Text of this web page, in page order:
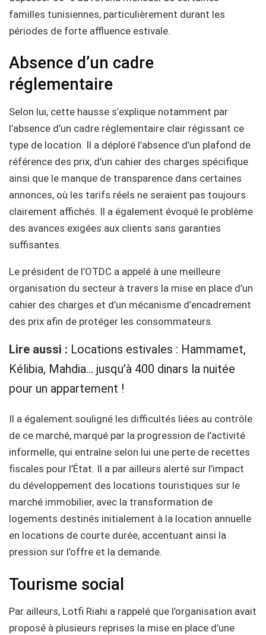
familles tunisiennes, particulièrement durant les
périodes de forte affluence estivale.
Absence d’un cadre
réglementaire
Selon lui, cette hausse s’explique notamment par
l’absence d’un cadre réglementaire clair régissant ce
type de location. Il a déploré l’absence d’un plafond de
référence des prix, d’un cahier des charges spécifique
ainsi que le manque de transparence dans certaines
annonces, où les tarifs réels ne seraient pas toujours
clairement affichés. Il a également évoqué le problème
des avances exigées aux clients sans garanties
suffisantes.
Le président de l’OTDC a appelé à une meilleure
organisation du secteur à travers la mise en place d’un
cahier des charges et d’un mécanisme d’encadrement
des prix afin de protéger les consommateurs.
Lire aussi : Locations estivales : Hammamet,
Kélibia, Mahdia… jusqu’à 400 dinars la nuitée
pour un appartement !
Il a également souligné les difficultés liées au contrôle
de ce marché, marqué par la progression de l’activité
informelle, qui entraîne selon lui une perte de recettes
fiscales pour l’État. Il a par ailleurs alerté sur l’impact
du développement des locations touristiques sur le
marché immobilier, avec la transformation de
logements destinés initialement à la location annuelle
en locations de courte durée, accentuant ainsi la
pression sur l’offre et la demande.
Tourisme social
Par ailleurs, Lotfi Riahi a rappelé que l’organisation avait
proposé à plusieurs reprises la mise en place d’une